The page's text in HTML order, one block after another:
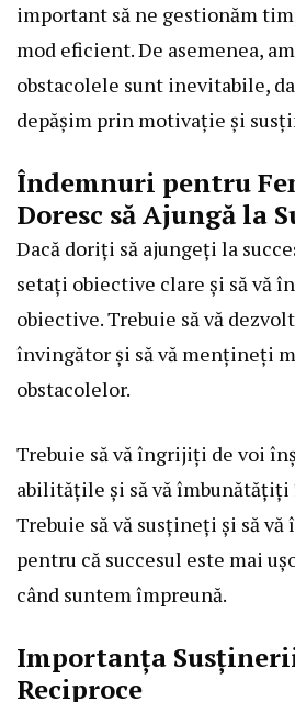
important să ne gestionăm
mod eficient. De asemenea,
obstacolele sunt inevitabile,
depășim prin motivație și
Îndemnuri pentru
Doresc să Ajungă la
Dacă doriți să ajungeți la
setați obiective clare și să vă
obiective. Trebuie să vă
învingător și să vă mențineți
obstacolelor.
Trebuie să vă îngrijiți de voi
abilitățile și să vă îmbunătățiți
Trebuie să vă susțineți și să
pentru că succesul este mai
când suntem împreună.
Importanța
Reciproce